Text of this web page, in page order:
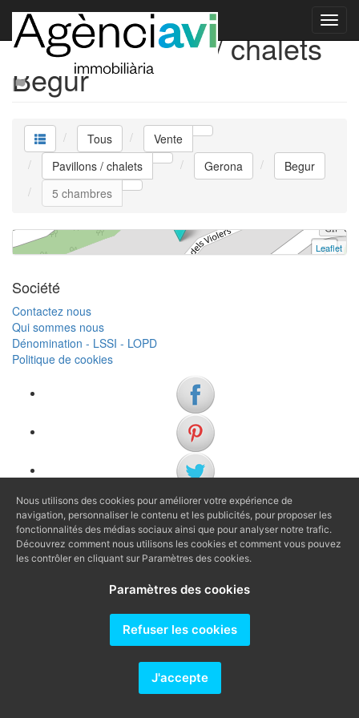
Vente Pavillons / chalets
Begur
Tous
Vente
Pavillons / chalets
Gerona
Begur
5 chambres
Begur
5 chambres | 1.995.000 €
Réf. V0354 | Vente
+
Leaflet
Société
Contactez nous
Qui sommes nous
Dénomination - LSSI - LOPD
Politique de cookies
(+34) 972 622 505
(+34) 638 983 816
info@agenciaavi.cat
Nous utilisons des cookies pour améliorer votre expérience de
navigation, personnaliser le contenu et les publicités, pour proposer les
fonctionnalités des médias sociaux ainsi que pour analyser notre trafic.
Découvrez comment nous utilisons les cookies et comment vous pouvez
les contrôler en cliquant sur Paramètres des cookies.
Paramètres des cookies
Refuser les cookies
J'accepte